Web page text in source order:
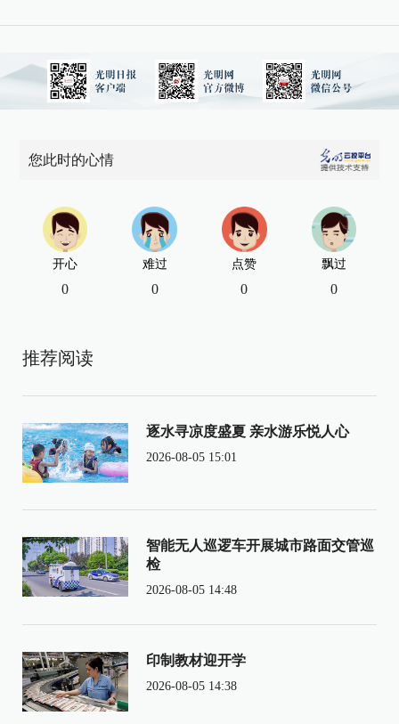
您此时的心情
开心
0
难过
0
点赞
0
飘过
0
推荐阅读
逐水寻凉度盛夏 亲水游乐悦人心
2026-08-05 15:01
智能无人巡逻车开展城市路面交管巡
检
2026-08-05 14:48
印制教材迎开学
2026-08-05 14:38